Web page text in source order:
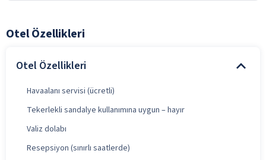
Otel Özellikleri
Otel Özellikleri
Havaalanı servisi (ücretli)
Tekerlekli sandalye kullanımına uygun – hayır
Valiz dolabı
Resepsiyon (sınırlı saatlerde)